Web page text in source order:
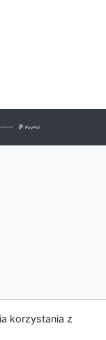
korzystania z